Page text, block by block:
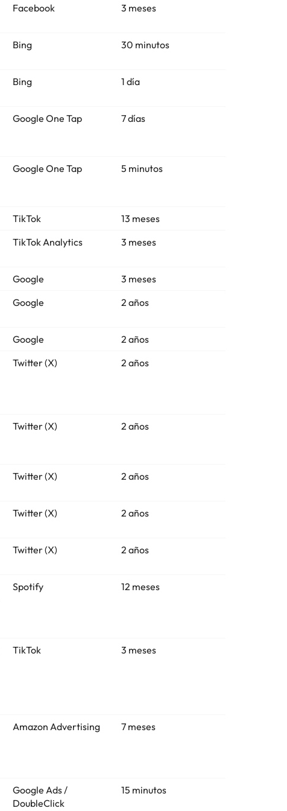
Facebook 3 meses
Bing 30 minutos
Bing 1 día
Google One Tap 7 días
Google One Tap 5 minutos
TikTok
13 meses
TikTok Analytics 3 meses
Google
3 meses
Google 2 años
Google
2 años
Twitter (X) 2 años
Twitter (X) 2 años
Twitter (X) 2 años
Twitter (X) 2 años
Twitter (X) 2 años
Spotify 12 meses
TikTok 3 meses
Amazon Advertising 7 meses
Google Ads /
DoubleClick
15 minutos